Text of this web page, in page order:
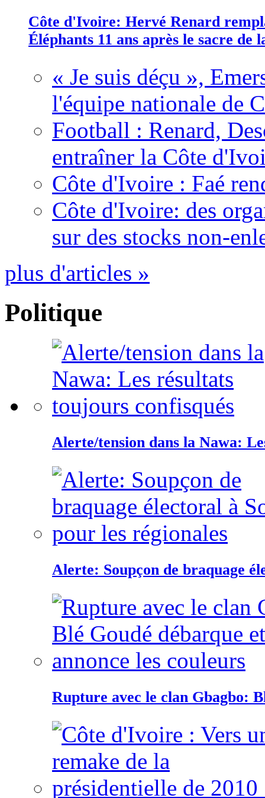
Côte d'Ivoire: Hervé Renard
Éléphants 11 ans après le sacre de
« Je suis déçu »,
l'équipe nationale de
Football : Renard,
entraîner la Côte
Côte d'Ivoire : Faé
Côte d'Ivoire: des
sur des stocks non-
plus d'articles »
Politique
Alerte/tension dans la Nawa:
Alerte: Soupçon de braquage
Rupture avec le clan Gbagbo: